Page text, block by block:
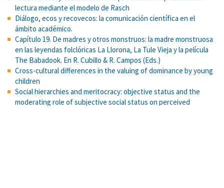
lectura mediante el modelo de Rasch
Diálogo, ecos y recovecos: la comunicación científica en el
ámbito académico.
Capítulo 19. De madres y otros monstruos: la madre monstruosa
en las leyendas folclóricas La Llorona, La Tule Vieja y la película
The Babadook. En R. Cubillo & R. Campos (Eds.)
Cross-cultural differences in the valuing of dominance by young
children
Social hierarchies and meritocracy: objective status and the
moderating role of subjective social status on perceived